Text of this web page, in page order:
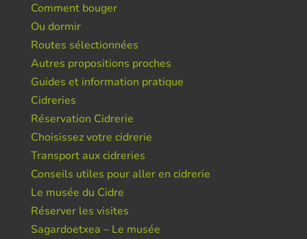
Comment bouger
Ou dormir
Routes sélectionnées
Autres propositions proches
Guides et information pratique
Cidreries
Réservation Cidrerie
Choisissez votre cidrerie
Transport aux cidreries
Conseils utiles pour aller en cidrerie
Le musée du Cidre
Réserver les visites
Sagardoetxea – Le musée